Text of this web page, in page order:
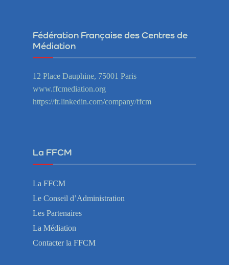
Fédération Française des Centres de
Médiation
12 Place Dauphine, 75001 Paris
www.ffcmediation.org
https://fr.linkedin.com/company/ffcm
La FFCM
La FFCM
Le Conseil d’Administration
Les Partenaires
La Médiation
Contacter la FFCM